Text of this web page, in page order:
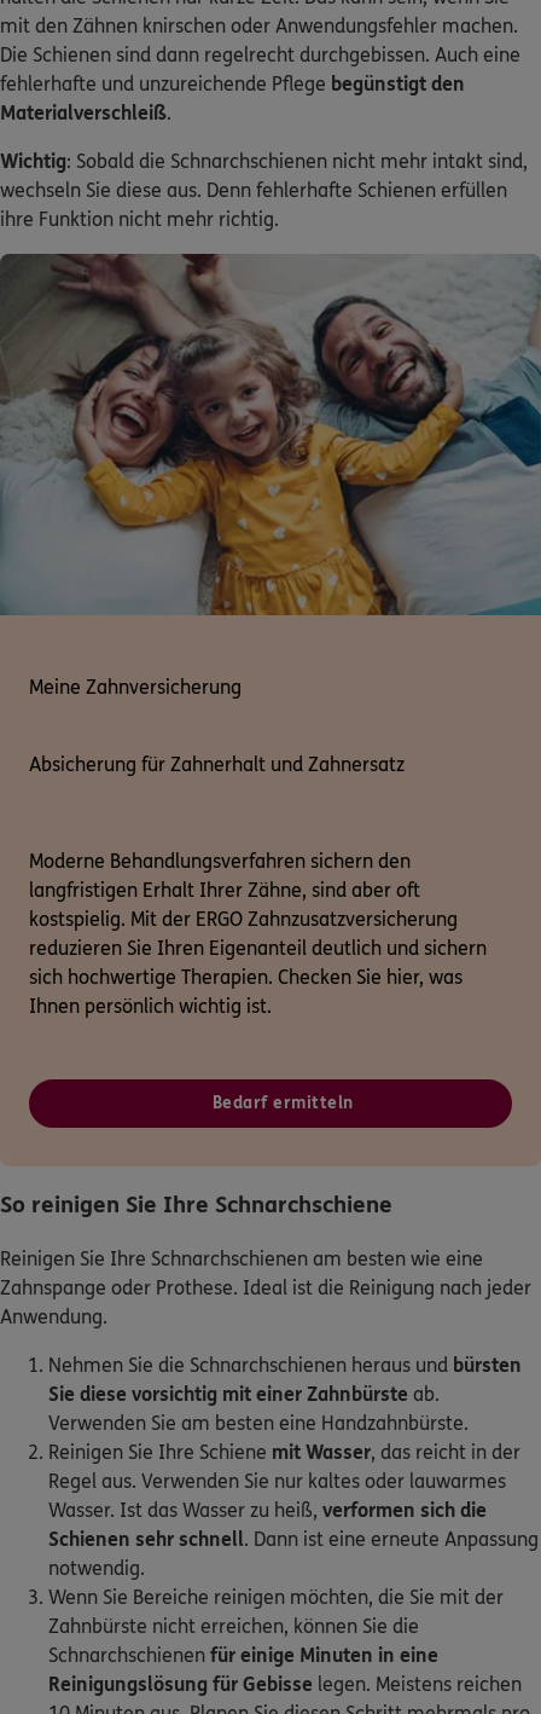
mit den Zähnen knirschen oder Anwendungsfehler machen.
Die Schienen sind dann regelrecht durchgebissen. Auch eine
fehlerhafte und unzureichende Pflege begünstigt den
Materialverschleiß.
Wichtig: Sobald die Schnarchschienen nicht mehr intakt sind,
wechseln Sie diese aus. Denn fehlerhafte Schienen erfüllen
ihre Funktion nicht mehr richtig.
Meine Zahnversicherung
Absicherung für Zahnerhalt und Zahnersatz
Moderne Behandlungsverfahren sichern den
langfristigen Erhalt Ihrer Zähne, sind aber oft
kostspielig. Mit der ERGO Zahnzusatzversicherung
reduzieren Sie Ihren Eigenanteil deutlich und sichern
sich hochwertige Therapien. Checken Sie hier, was
Ihnen persönlich wichtig ist.
Bedarf ermitteln
So reinigen Sie Ihre Schnarchschiene
Reinigen Sie Ihre Schnarchschienen am besten wie eine
Zahnspange oder Prothese. Ideal ist die Reinigung nach jeder
Anwendung.
Nehmen Sie die Schnarchschienen heraus und bürsten
Sie diese vorsichtig mit einer Zahnbürste ab.
Verwenden Sie am besten eine Handzahnbürste.
Reinigen Sie Ihre Schiene mit Wasser, das reicht in der
Regel aus. Verwenden Sie nur kaltes oder lauwarmes
Wasser. Ist das Wasser zu heiß, verformen sich die
Schienen sehr schnell. Dann ist eine erneute Anpassung
notwendig.
Wenn Sie Bereiche reinigen möchten, die Sie mit der
Zahnbürste nicht erreichen, können Sie die
Schnarchschienen für einige Minuten in eine
Reinigungslösung für Gebisse legen. Meistens reichen